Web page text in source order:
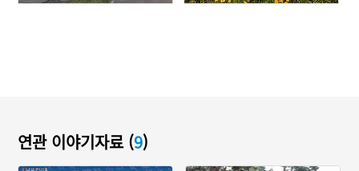
연관 이야기자료 (9)